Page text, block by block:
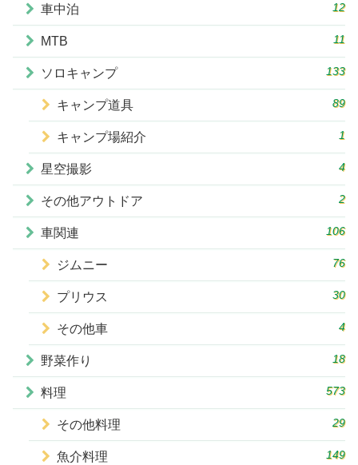
車中泊 12
MTB 11
ソロキャンプ 133
キャンプ道具 89
キャンプ場紹介 1
星空撮影 4
その他アウトドア 2
車関連 106
ジムニー 76
プリウス 30
その他車 4
野菜作り 18
料理 573
その他料理 29
魚介料理 149